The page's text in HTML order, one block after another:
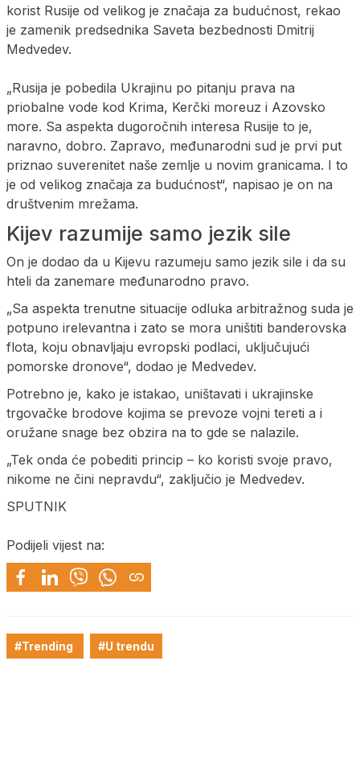
korist Rusije od velikog je značaja za budućnost, rekao
je zamenik predsednika Saveta bezbednosti Dmitrij
Medvedev.
„Rusija je pobedila Ukrajinu po pitanju prava na
priobalne vode kod Krima, Kerčki moreuz i Azovsko
more. Sa aspekta dugoročnih interesa Rusije to je,
naravno, dobro. Zapravo, međunarodni sud je prvi put
priznao suverenitet naše zemlje u novim granicama. I to
je od velikog značaja za budućnost“, napisao je on na
društvenim mrežama.
Kijev razumije samo jezik sile
On je dodao da u Kijevu razumeju samo jezik sile i da su
hteli da zanemare međunarodno pravo.
„Sa aspekta trenutne situacije odluka arbitražnog suda je
potpuno irelevantna i zato se mora uništiti banderovska
flota, koju obnavljaju evropski podlaci, uključujući
pomorske dronove“, dodao je Medvedev.
Potrebno je, kako je istakao, uništavati i ukrajinske
trgovačke brodove kojima se prevoze vojni tereti a i
oružane snage bez obzira na to gde se nalazile.
„Tek onda će pobediti princip – ko koristi svoje pravo,
nikome ne čini nepravdu“, zaključio je Medvedev.
SPUTNIK
Podijeli vijest na:
#Trending #U trendu